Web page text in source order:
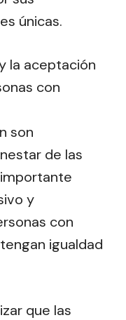
únicas.
la aceptación
con
son
de las
y
con
igualdad
que las